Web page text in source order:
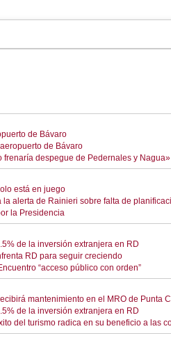
de Bávaro
de Bávaro
frenaría despegue de Pedernales y Nagua»
está en juego
alerta de Rainieri sobre falta de
la Presidencia
de la inversión extranjera en RD
RD para seguir creciendo
“acceso público con orden”
mantenimiento en el MRO de Punta
de la inversión extranjera en RD
del turismo radica en su beneficio a las